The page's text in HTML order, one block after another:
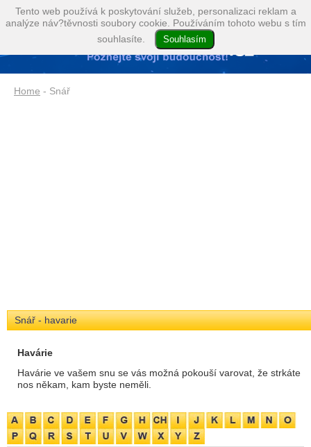
Home - Snář
Snář - havarie
Havárie
Havárie ve vašem snu se vás možná pokouší varovat, že strkáte
nos někam, kam byste neměli.
Tento web používá k poskytování služeb, personalizaci reklam a
analýze náv?těvnosti soubory cookie. Používáním tohoto webu s tím
souhlasíte.